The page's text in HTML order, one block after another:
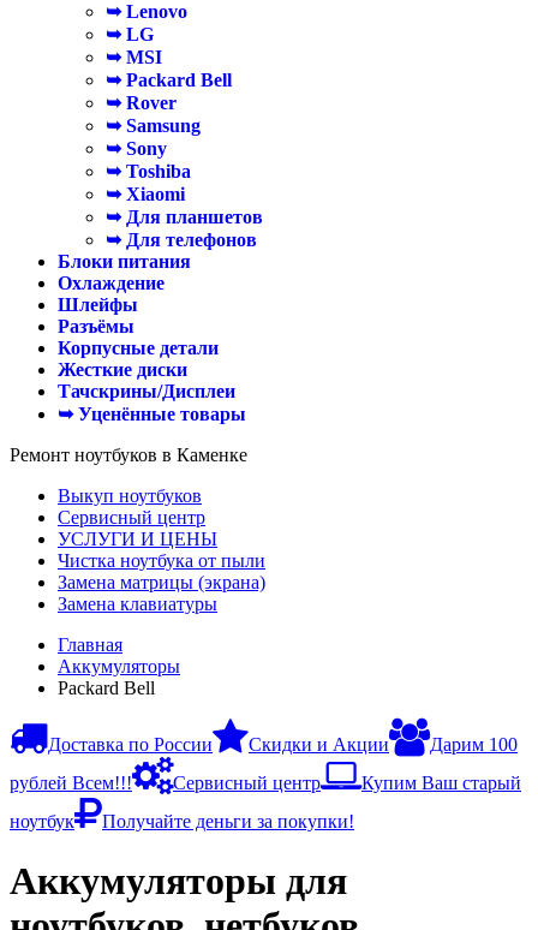
➥ Lenovo
➥ LG
➥ MSI
➥ Packard Bell
➥ Rover
➥ Samsung
➥ Sony
➥ Toshiba
➥ Xiaomi
➥ Для планшетов
➥ Для телефонов
Блоки питания
Охлаждение
Шлейфы
Разъёмы
Корпусные детали
Жесткие диски
Тачскрины/Дисплеи
➥ Уценённые товары
Ремонт ноутбуков в Каменке
Выкуп ноутбуков
Сервисный центр
УСЛУГИ И ЦЕНЫ
Чистка ноутбука от пыли
Замена матрицы (экрана)
Замена клавиатуры
Главная
Аккумуляторы
Packard Bell
Доставка по России Скидки и Акции
Дарим 100
рублей Всем!!!
Сервисный центр
Купим Ваш старый
ноутбук
Получайте деньги за покупки!
Аккумуляторы для